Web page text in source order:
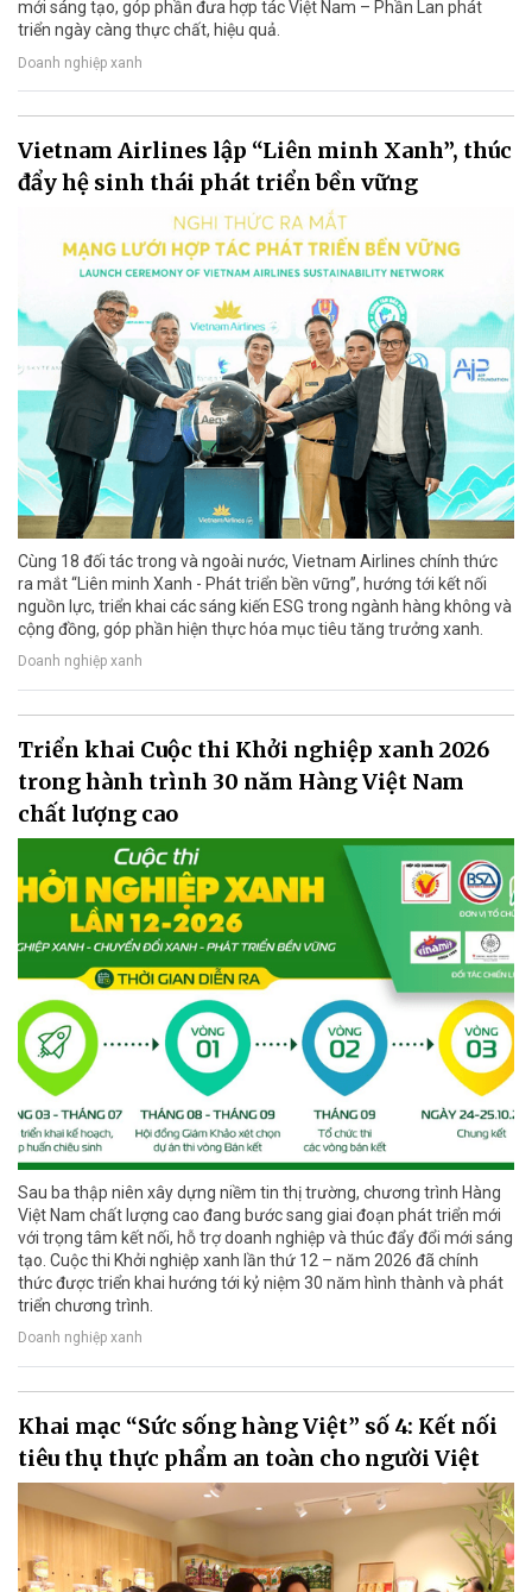
mới sáng tạo, góp phần đưa hợp tác Việt Nam – Phần Lan phát
triển ngày càng thực chất, hiệu quả.
Doanh nghiệp xanh
Vietnam Airlines lập “Liên minh Xanh”, thúc
đẩy hệ sinh thái phát triển bền vững
Cùng 18 đối tác trong và ngoài nước, Vietnam Airlines chính thức
ra mắt “Liên minh Xanh - Phát triển bền vững”, hướng tới kết nối
nguồn lực, triển khai các sáng kiến ESG trong ngành hàng không và
cộng đồng, góp phần hiện thực hóa mục tiêu tăng trưởng xanh.
Doanh nghiệp xanh
Triển khai Cuộc thi Khởi nghiệp xanh 2026
trong hành trình 30 năm Hàng Việt Nam
chất lượng cao
Sau ba thập niên xây dựng niềm tin thị trường, chương trình Hàng
Việt Nam chất lượng cao đang bước sang giai đoạn phát triển mới
với trọng tâm kết nối, hỗ trợ doanh nghiệp và thúc đẩy đổi mới sáng
tạo. Cuộc thi Khởi nghiệp xanh lần thứ 12 – năm 2026 đã chính
thức được triển khai hướng tới kỷ niệm 30 năm hình thành và phát
triển chương trình.
Doanh nghiệp xanh
Khai mạc “Sức sống hàng Việt” số 4: Kết nối
tiêu thụ thực phẩm an toàn cho người Việt